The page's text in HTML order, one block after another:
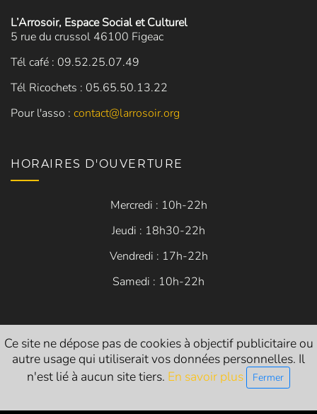
L’Arrosoir, Espace Social et Culturel
5 rue du crussol 46100 Figeac
Tél café : 09.52.25.07.49
Tél Ricochets : 05.65.50.13.22
Pour l'asso : contact@larrosoir.org
HORAIRES D'OUVERTURE
Mercredi : 10h-22h
Jeudi : 18h30-22h
Vendredi : 17h-22h
Samedi : 10h-22h
Siret: 84054683200014
Licences d’entrepreneur de spectacle vivant :
L-R-24-1786 (catégorie 1 - exploitant)
Ce site ne dépose pas de cookies à objectif publicitaire ou
autre usage qui utiliserait vos données personnelles. Il
n'est lié à aucun site tiers. En savoir plus Fermer